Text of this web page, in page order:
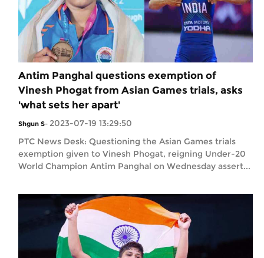
Antim Panghal questions exemption of
Vinesh Phogat from Asian Games trials, asks
'what sets her apart'
Shgun S- 2023-07-19 13:29:50
PTC News Desk: Questioning the Asian Games trials
exemption given to Vinesh Phogat, reigning Under-20
World Champion Antim Panghal on Wednesday assert...